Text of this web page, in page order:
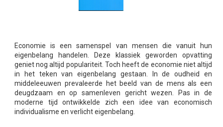
Economie is een samenspel van mensen die vanuit hun
eigenbelang handelen. Deze klassiek geworden opvatting
geniet nog altijd populariteit. Toch heeft de economie niet altijd
in het teken van eigenbelang gestaan. In de oudheid en
middeleeuwen prevaleerde het beeld van de mens als een
deugdzaam en op samenleven gericht wezen. Pas in de
moderne tijd ontwikkelde zich een idee van economisch
individualisme en verlicht eigenbelang.